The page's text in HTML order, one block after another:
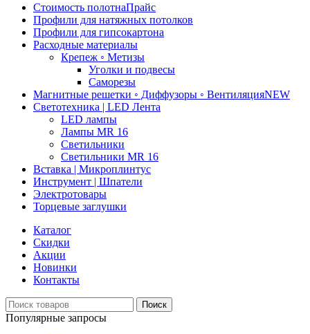
Стоимость полотнаПрайс
Профили для натяжных потолков
Профили для гипсокартона
Расходные материалы
Крепеж ◦ Метизы
Уголки и подвесы
Саморезы
Магнитные решетки ◦ Диффузоры ◦ ВентиляцияNEW
Светотехника | LED Лента
LED лампы
Лампы MR 16
Светильники
Светильники MR 16
Вставка | Микроплинтус
Инструмент | Шпатели
Электротовары
Торцевые заглушки
Каталог
Скидки
Акции
Новинки
Контакты
Поиск
Популярные запросы